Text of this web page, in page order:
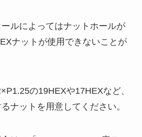
ルによってはナットホールが
ナットが使用できないことが
の19HEXや17HEXなど、
ナットを用意してください。